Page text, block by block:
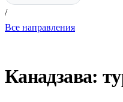
/
Все направления
Канадзава: